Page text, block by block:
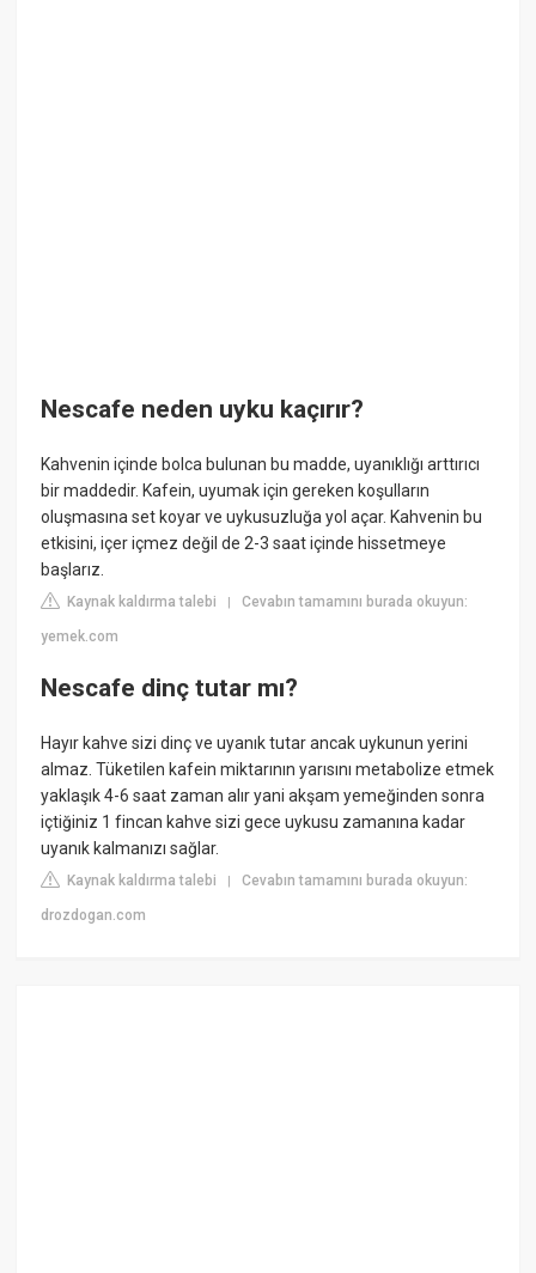
Nescafe neden uyku kaçırır?
Kahvenin içinde bolca bulunan bu madde, uyanıklığı arttırıcı
bir maddedir. Kafein, uyumak için gereken koşulların
oluşmasına set koyar ve uykusuzluğa yol açar. Kahvenin bu
etkisini, içer içmez değil de 2-3 saat içinde hissetmeye
başlarız.
Kaynak kaldırma talebi |Cevabın tamamını burada okuyun:
yemek.com
Nescafe dinç tutar mı?
Hayır kahve sizi dinç ve uyanık tutar ancak uykunun yerini
almaz. Tüketilen kafein miktarının yarısını metabolize etmek
yaklaşık 4-6 saat zaman alır yani akşam yemeğinden sonra
içtiğiniz 1 fincan kahve sizi gece uykusu zamanına kadar
uyanık kalmanızı sağlar.
Kaynak kaldırma talebi |Cevabın tamamını burada okuyun:
drozdogan.com